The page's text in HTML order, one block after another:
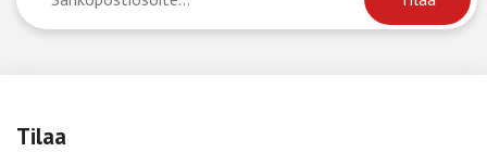
Tilaa